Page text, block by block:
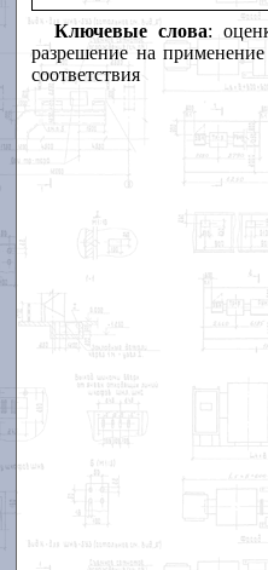
Ключевые слова:
разрешение на применение
соответствия